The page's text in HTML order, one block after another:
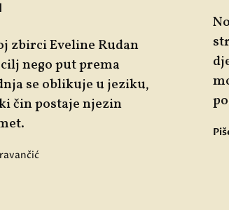
zbirci Eveline Rudan
nego put prema
se oblikuje u jeziku,
čin postaje njezin